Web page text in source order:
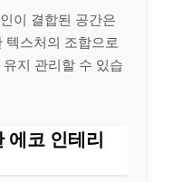
이 결합된 공간은
텍스처의 조합으로
지 관리할 수 있습
에코 인테리